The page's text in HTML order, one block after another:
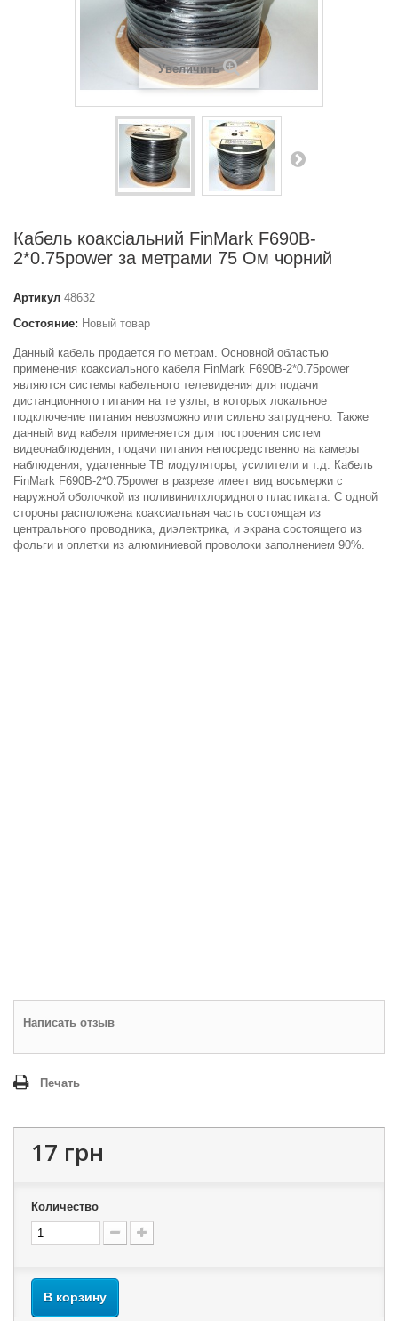
Увеличить
Кабель коаксіальний FinMark F690B-
2*0.75power за метрами 75 Ом чорний
Артикул 48632
Состояние: Новый товар
Данный кабель продается по метрам. Основной областью
применения коаксиального кабеля FinMark F690B-2*0.75power
являются системы кабельного телевидения для подачи
дистанционного питания на те узлы, в которых локальное
подключение питания невозможно или сильно затруднено. Также
данный вид кабеля применяется для построения систем
видеонаблюдения, подачи питания непосредственно на камеры
наблюдения, удаленные ТВ модуляторы, усилители и т.д. Кабель
FinMark F690B-2*0.75power в разрезе имеет вид восьмерки с
наружной оболочкой из поливинилхлоридного пластиката. С одной
стороны расположена коаксиальная часть состоящая из
центрального проводника, диэлектрика, и экрана состоящего из
фольги и оплетки из алюминиевой проволоки заполнением 90%.
Написать отзыв
Печать
17 грн
Количество
В корзину